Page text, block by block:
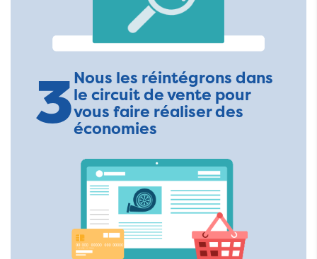
3Nous les réintégrons dans
le circuit de vente pour
vous faire réaliser des
économies